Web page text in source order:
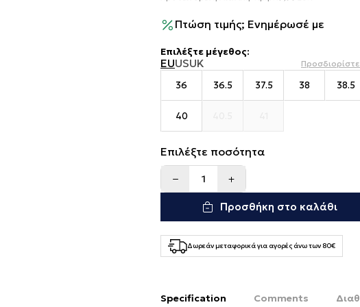
Πτώση τιμής; Ενημέρωσέ με
Επιλέξτε μέγεθος:
EUUSUK
36 36.5 37.5 38 38.5
40
Επιλέξτε ποσότητα
Προσθήκη στο καλάθι
Δωρεάν μεταφορικά για αγορές άνω των 80€
Specification Comments